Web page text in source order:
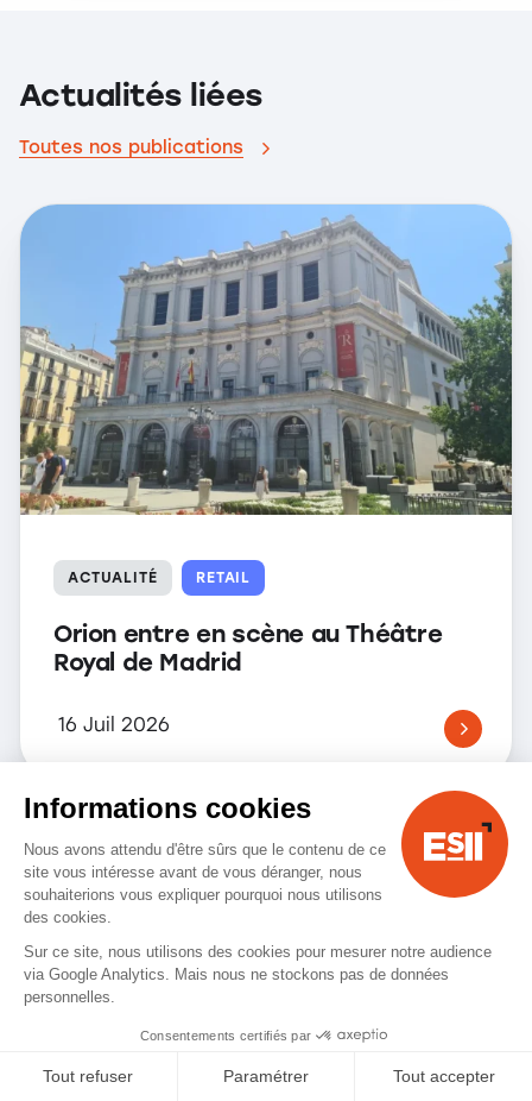
Actualités liées
Toutes nos publications
ACTUALITÉ RETAIL
Orion entre en scène au Théâtre
Royal de Madrid
16 Juil 2026
Informations cookies
Nous avons attendu d'être sûrs que le contenu de ce
site vous intéresse avant de vous déranger, nous
souhaiterions vous expliquer pourquoi nous utilisons
des cookies.
Sur ce site, nous utilisons des cookies pour mesurer notre audience
via Google Analytics. Mais nous ne stockons pas de données
personnelles.
Consentements certifiés par
Tout refuser Paramétrer Tout accepter